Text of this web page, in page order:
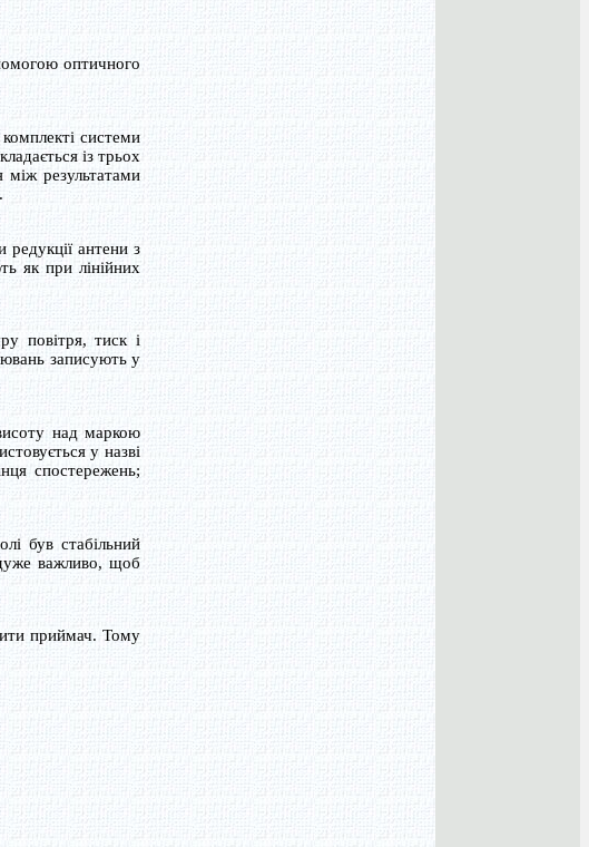
оптичного
системи
із трьох
результатами
антени з
як при лінійних
повітря, тиск і
записують у
над маркою
у назві
спостережень;
був стабільний
важливо, щоб
приймач. Тому